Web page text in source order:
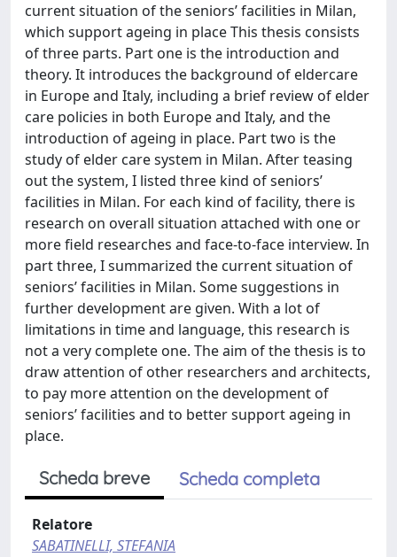
current situation of the seniors’ facilities in Milan,
which support ageing in place This thesis consists
of three parts. Part one is the introduction and
theory. It introduces the background of eldercare
in Europe and Italy, including a brief review of elder
care policies in both Europe and Italy, and the
introduction of ageing in place. Part two is the
study of elder care system in Milan. After teasing
out the system, I listed three kind of seniors’
facilities in Milan. For each kind of facility, there is
research on overall situation attached with one or
more field researches and face-to-face interview. In
part three, I summarized the current situation of
seniors’ facilities in Milan. Some suggestions in
further development are given. With a lot of
limitations in time and language, this research is
not a very complete one. The aim of the thesis is to
draw attention of other researchers and architects,
to pay more attention on the development of
seniors’ facilities and to better support ageing in
place.
Scheda breve Scheda completa
Relatore
SABATINELLI, STEFANIA